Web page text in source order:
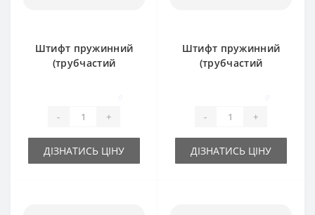
Штифт пружинний
(трубчастий
- +
ДІЗНАТИСЬ ЦІНУ
Штифт пружинний
(трубчастий
- +
ДІЗНАТИСЬ ЦІНУ